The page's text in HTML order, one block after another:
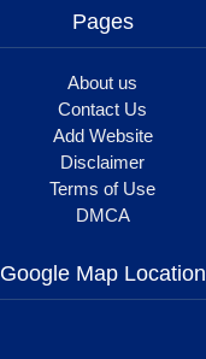
Pages
About us
Contact Us
Add Website
Disclaimer
Terms of Use
DMCA
Google Map Location